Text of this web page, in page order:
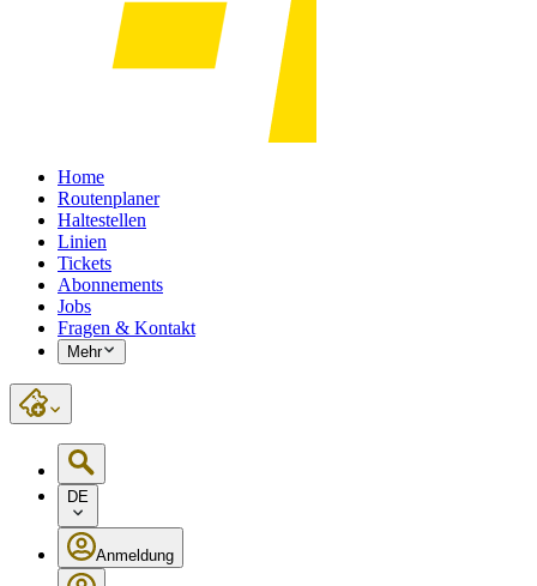
Home
Routenplaner
Haltestellen
Linien
Tickets
Abonnements
Jobs
Fragen & Kontakt
Mehr
DE
Anmeldung